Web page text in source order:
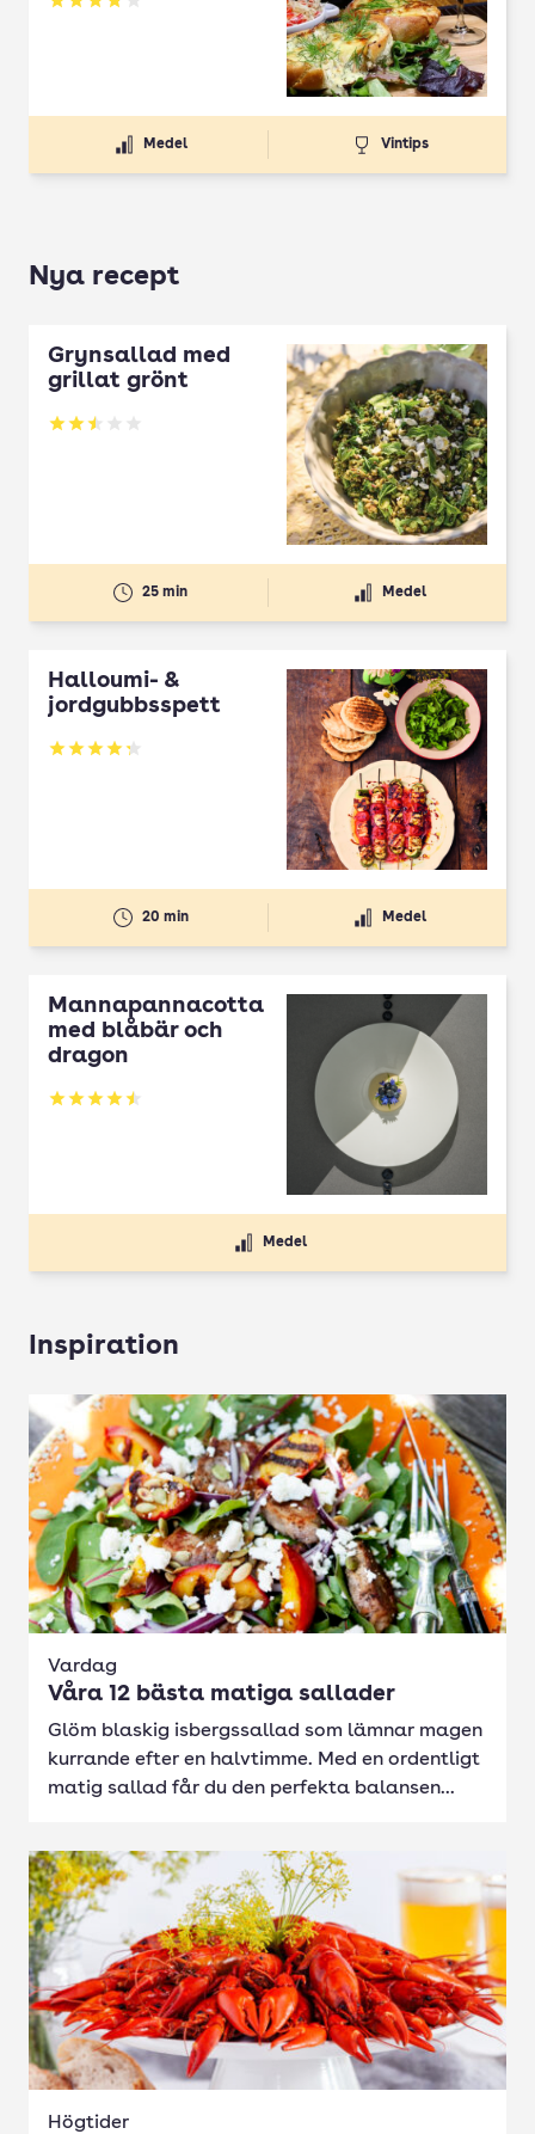
Betyg: 3.79 av 5
Medel Vintips
Nya recept
Grynsallad med
grillat grönt
Betyg: 2.5 av 5
25 min Medel
Halloumi- &
jordgubbsspett
Betyg: 4.3 av 5
20 min Medel
Mannapannacotta
med blåbär och
dragon
Betyg: 4.5 av 5
Medel
Inspiration
Vardag
Våra 12 bästa matiga sallader
Glöm blaskig isbergssallad som lämnar magen
kurrande efter en halvtimme. Med en ordentligt
matig sallad får du den perfekta balansen...
Högtider